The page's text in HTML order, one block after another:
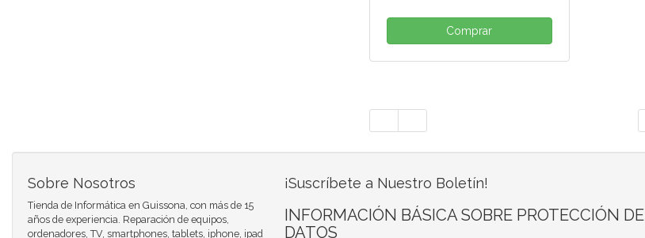
Comprar
Sobre Nosotros
Tienda de Informática en Guissona, con más de 15
años de experiencia. Reparación de equipos,
ordenadores, TV, smartphones, tablets, iphone, ipad
¡Suscríbete a Nuestro Boletín!
INFORMACIÓN BÁSICA SOBRE PROTECCIÓN DE
DATOS